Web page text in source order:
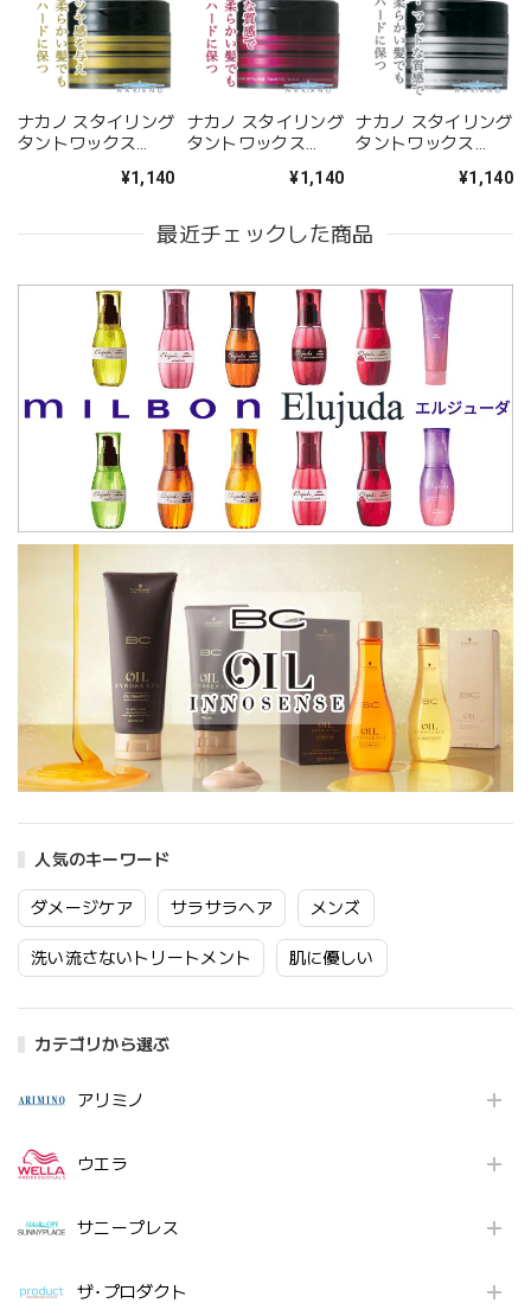
人気のキーワード
ダメージケア サラサラヘア メンズ
洗い流さないトリートメント 肌に優しい
カテゴリから選ぶ
アリミノ
ウエラ
サニープレス
ザ･プロダクト
ナカノ スタイリング
タントワックス
ャイニー）90g--¥1,140
ナカノ スタイリング
タントワックス
チュラル）90g--¥1,140
ナカノ スタイリング
タントワックス
¥1,140
最近チェックした商品